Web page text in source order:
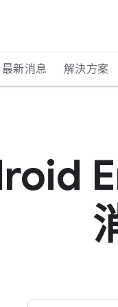
最新消息 解決方案